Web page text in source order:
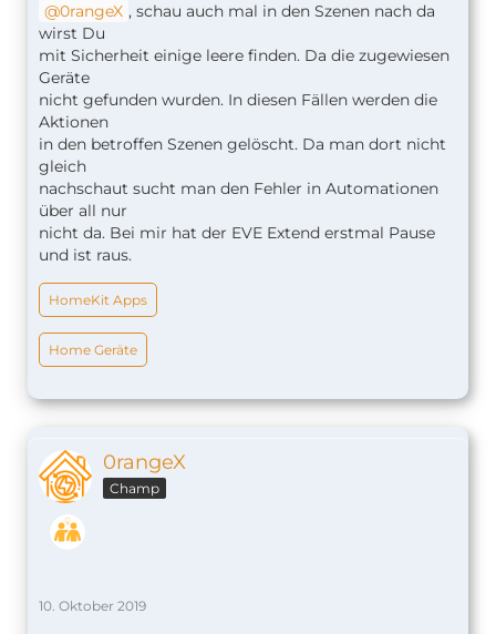
0rangeX , schau auch mal in den Szenen nach da
wirst Du
mit Sicherheit einige leere finden. Da die zugewiesen
Geräte
nicht gefunden wurden. In diesen Fällen werden die
Aktionen
in den betroffen Szenen gelöscht. Da man dort nicht
gleich
nachschaut sucht man den Fehler in Automationen
über all nur
nicht da. Bei mir hat der EVE Extend erstmal Pause
und ist raus.
HomeKit Apps
Home Geräte
0rangeX
Champ
10. Oktober 2019